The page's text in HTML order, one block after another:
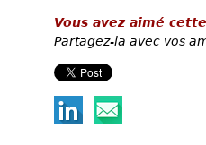
Vous avez aimé
Partagez-la avec vos